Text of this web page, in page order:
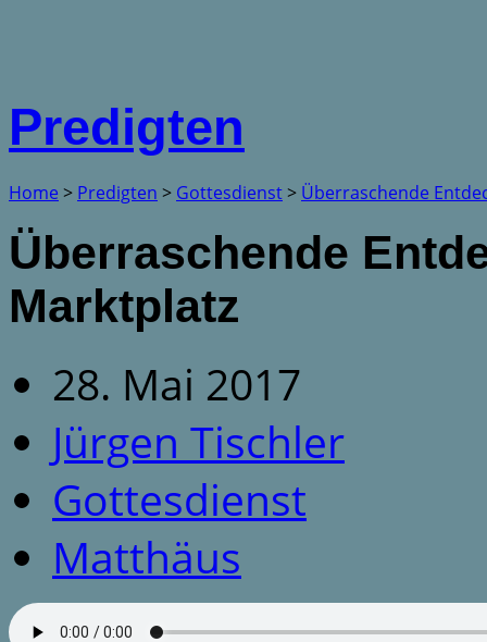
Predigten
Home > Predigten > Gottesdienst> Überraschende
Überraschende
Marktplatz
28. Mai 2017
Jürgen Tischler
Gottesdienst
Matthäus